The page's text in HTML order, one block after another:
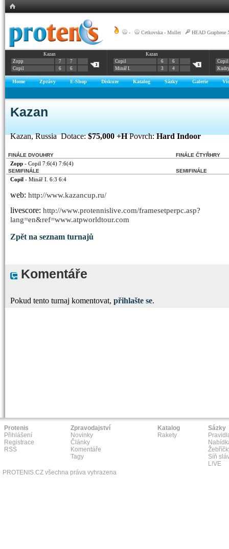
- Cetkovska - Muller| HEAD Graphene
Kazan
Zopp
7
7
Copil
6 6
Kazan
Copil
6
6
Minář I.
3 4
Copil
Home Zprávy E-Shop Diskuze Katalog Sázky Galerie
Kazan
Kazan, Russia Dotace:$75,000 +HPovrch:Hard Indoor
FINÁLE DVOUHRY
Zopp - Copil 7:6(4) 7:6(4)
FINÁLE ČTYŘHRY
SEMIFINÁLE
Copil - Minář I. 6:3 6:4
SEMIFINÁLE
web: http://www.kazancup.ru/
livescore: http://www.protennislive.com/framesetperpc.asp?
lang=en&ref=www.atpworldtour.com
Zpět na seznam turnajů
Komentáře
Pokud tento turnaj komentovat, přihlašte se.
Protenis
Přihlášení
Registrace
RSS
Zpravodajství
Novinky
Články
Komentáře
Tagy
Katalog
Rakety
Sázky
Síň
L!VE
PROTENIS.CZ všechna práva vyhrazena